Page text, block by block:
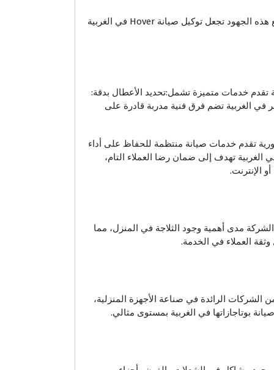
تقدم توكيل صيانة هوفر في الغربية خدمات ما بعد البيع، مثل متابعة حالة الأجهزة بعد الصيانة وضمان رضا العملاء التام، وجميع هذه الجهود تجعل توكيل صيانة Hover في الغربية
تقدم خدمات متميزة تشمل:تحديد الأعطال بدقة:
في الغربية تضم فرق فنية مدربة قادرة على
تقدم خدمات صيانة منتظمة للحفاظ على أداء
الغربية تهدف إلى ضمان رضا العملاء التام،
الإنترنت.
مدى أهمية وجود الثلاجة في المنزل، مما
العملاء في الخدمة.
الشركات الرائدة في صناعة الأجهزة المنزلية،
بوتاجازاتها في الغربية بمستوى مثالي.